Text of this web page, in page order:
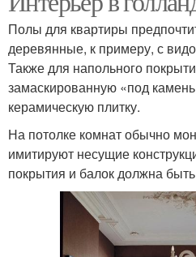
Полы для квартиры
деревянные, к примеру, с
Также для напольного
замаскированную «под
керамическую плитку.
На потолке комнат обычно
имитируют несущие
покрытия и балок должна